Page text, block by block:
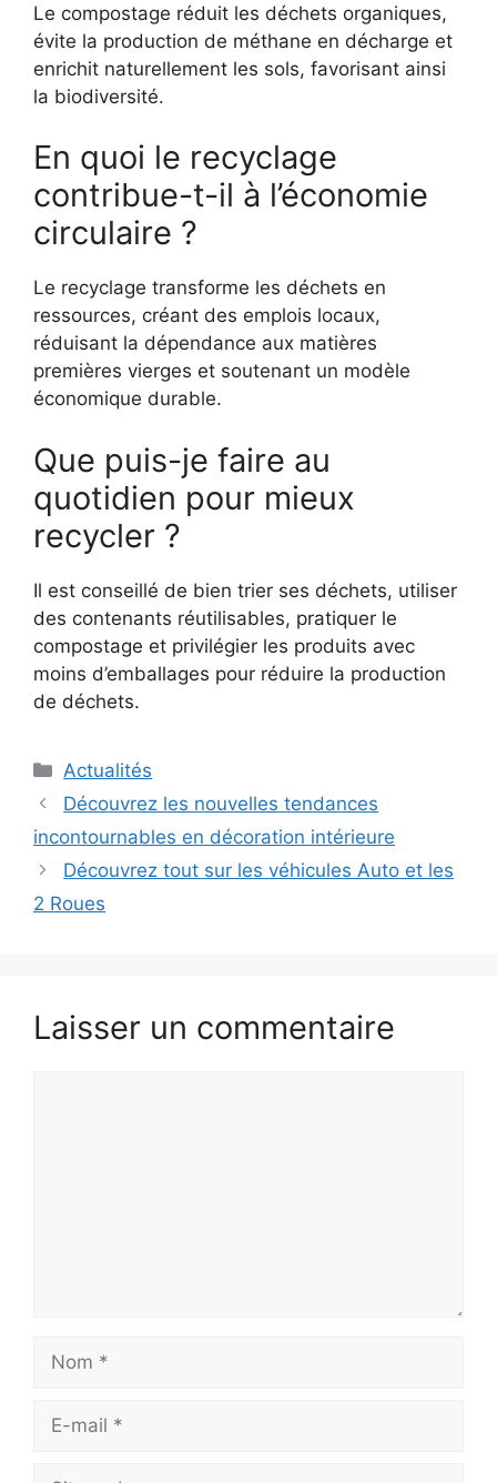
Le compostage réduit les déchets organiques,
évite la production de méthane en décharge et
enrichit naturellement les sols, favorisant ainsi
la biodiversité.
En quoi le recyclage
contribue-t-il à l’économie
circulaire ?
Le recyclage transforme les déchets en
ressources, créant des emplois locaux,
réduisant la dépendance aux matières
premières vierges et soutenant un modèle
économique durable.
Que puis-je faire au
quotidien pour mieux
recycler ?
Il est conseillé de bien trier ses déchets, utiliser
des contenants réutilisables, pratiquer le
compostage et privilégier les produits avec
moins d’emballages pour réduire la production
de déchets.
Catégories
Actualités
Découvrez les nouvelles tendances
incontournables en décoration intérieure
Découvrez tout sur les véhicules Auto et les
2 Roues
Laisser un commentaire
mail